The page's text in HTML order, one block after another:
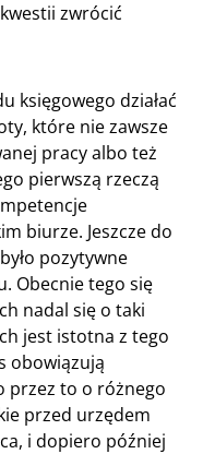
zwrócić
księgowego działać
które nie zawsze
pracy albo też
pierwszą rzeczą
biurze. Jeszcze do
pozytywne
Obecnie tego się
nadal się o taki
jest istotna z tego
obowiązują
przez to o różnego
przed urzędem
i dopiero później